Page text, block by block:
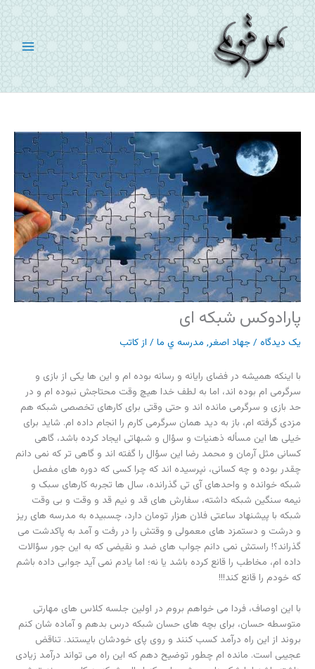
پرش
به
محتوا
پارادوکس شبکه ای
یک دیدگاه /جهاد اصغر, مدرسه ي ما / ازکاتب
با اینکه همیشه در فضای رایانه و رسانه بوده ام و این ها یکی از بازی و
سرگرمی ام بوده اند، اما به لطف خدا هیچ وقت محتاجش نبوده ام و در
حد بازی و سرگرمی مانده اند و حتی وقتی برای کارهای تخصصی شبکه هم
مزدی گرفته ام، باز به دید همان سرگرمی کارم را انجام داده ام. شاید برای
خیلی ها این مسأله ذهنیات و سؤال و شبهاتی ایجاد کرده باشد، گاهی
کسانی مثل آرمان و محمد رضا این سؤال را گفته اند و گاهی تر که نمی دانم
چقدر بوده و چه کسانی، نپرسیده اند که چرا کسی که دوره های مفصل
شبکه خوانده و واحدهای آی تی گذرانده، سال ها تجربه کارهای سبک و
نیمه سنگین شبکه داشته، سفارش های قد و نیم قد و وقت و بی وقت
شبکه با پیشنهاد ساعتی فلان هزار تومان دارد، چسبیده به مدرسه های ریز
و درشت و دستمزد های معمولی و وقتش را در رفت و آمد به پاکدشت می
گذراند؟! راستش نمی دانم جواب های ضد و نقیضی که به این جور سؤالات
داده ام، مخاطب را قانع کرده باشد یا نه؛ اما یادم نمی آید جوابی داده باشم
که خودم را قانع کند!!!
با این اوصاف، فردا می خواهم بروم در اولین جلسه کلاس های مهارتی
متوسطه حسان، برای بچه های حسان شبکه درس بدهم و آماده شان کنم
بروند از این راه درآمد کسب کنند و روی پای خودشان بایستند. تناقض
عجیبی است. مانده ام چطور توضیح دهم که این راه می تواند درآمد زیادی